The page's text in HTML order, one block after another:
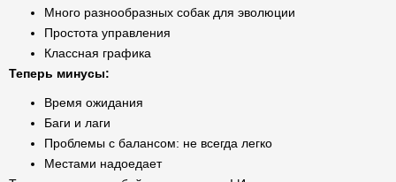
Много разнообразных собак для эволюции
Простота управления
Классная графика
Теперь минусы:
Время ожидания
Баги и лаги
Проблемы с балансом: не всегда легко
Местами надоедает